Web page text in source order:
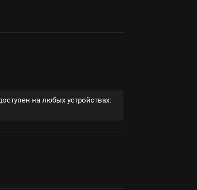
на любых устройствах: